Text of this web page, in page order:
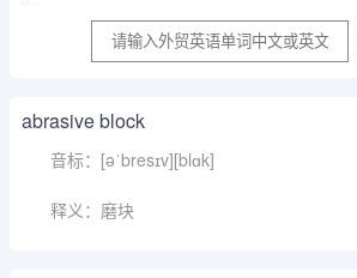
abrasive block
音标：[əˈbresɪv][blɑk]
释义：磨块